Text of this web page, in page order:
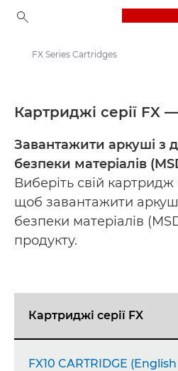
Material safety data sheets
FX Series Cartridges
Картриджі серії FX
Завантажити аркуші з
безпеки матеріалів
Виберіть свій картридж
щоб завантажити
безпеки матеріалів
продукту.
Картриджі серії FX
FX10 CARTRIDGE